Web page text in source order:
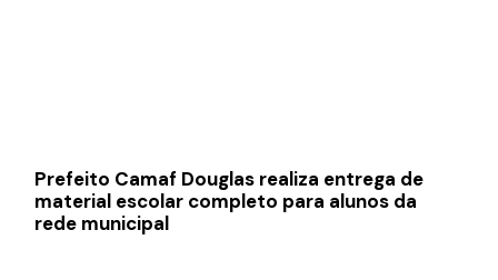
Prefeito Camaf Douglas realiza entrega de
material escolar completo para alunos da
rede municipal